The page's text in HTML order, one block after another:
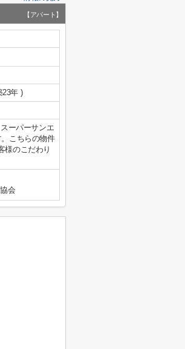
【アパート】
23年 )
ーパーサンエ
こちらの物件
様のこだわり
会